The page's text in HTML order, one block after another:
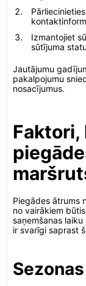
Izmantojiet
sūtījuma
Jautājumu
pakalpojumu
nosacījumus.
Faktori,
Piegādes ātrums
no vairākiem
saņemšanas
ir svarīgi saprast